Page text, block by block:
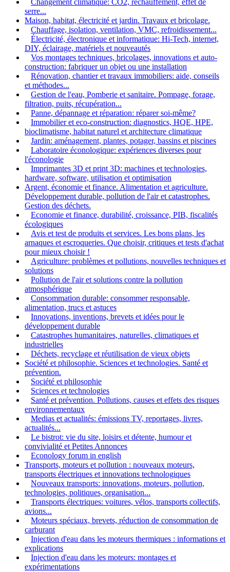
Changement climatique: CO2, réchauffement, effet de
serre...
Maison, habitat, électricité et jardin. Travaux et bricolage.
Chauffage, isolation, ventilation, VMC, refroidissement...
Électricité, électronique et informatique: Hi-Tech, internet,
DIY, éclairage, matériels et nouveautés
Vos montages techniques, bricolages, innovations et auto-
construction: fabriquer un objet ou une installation
Rénovation, chantier et travaux immobiliers: aide, conseils
et méthodes...
Gestion de l'eau, Pomberie et sanitaire. Pompage, forage,
filtration, puits, récupération...
Panne, dépannage et réparation: réparer soi-même?
Immobilier et eco-construction: diagnostics, HQE, HPE,
bioclimatisme, habitat naturel et architecture climatique
Jardin: aménagement, plantes, potager, bassins et piscines
Laboratoire éconologique: expériences diverses pour
l'éconologie
Imprimantes 3D et print 3D: machines et technologies,
hardware, software, utilisation et optimisation
Argent, économie et finance. Alimentation et agriculture.
Développement durable, pollution de l'air et catastrophes.
Gestion des déchets.
Economie et finance, durabilité, croissance, PIB, fiscalités
écologiques
Avis et test de produits et services. Les bons plans, les
arnaques et escroqueries. Que choisir, critiques et tests d'achat
pour mieux choisir !
Agriculture: problèmes et pollutions, nouvelles techniques et
solutions
Pollution de l'air et solutions contre la pollution
atmosphérique
Consommation durable: consommer responsable,
alimentation, trucs et astuces
Innovations, inventions, brevets et idées pour le
développement durable
Catastrophes humanitaires, naturelles, climatiques et
industrielles
Déchets, recyclage et réutilisation de vieux objets
Société et philosophie. Sciences et technologies. Santé et
prévention.
Société et philosophie
Sciences et technologies
Santé et prévention. Pollutions, causes et effets des risques
environnementaux
Medias et actualités: émissions TV, reportages, livres,
actualités...
Le bistrot: vie du site, loisirs et détente, humour et
convivialité et Petites Annonces
Econology forum in english
Transports, moteurs et pollution : nouveaux moteurs,
transports électriques et innovations technologiques
Nouveaux transports: innovations, moteurs, pollution,
technologies, politiques, organisation...
Transports électriques: voitures, vélos, transports collectifs,
avions...
Moteurs spéciaux, brevets, réduction de consommation de
carburant
Injection d'eau dans les moteurs thermiques : informations et
explications
Injection d'eau dans les moteurs: montages et
expérimentations